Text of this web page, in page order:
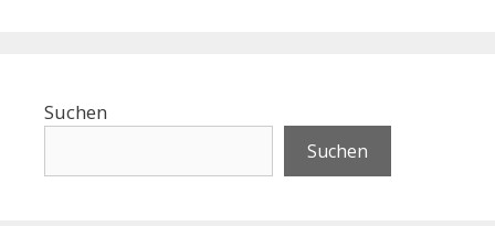
Suchen
Suchen